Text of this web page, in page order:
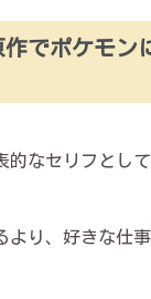
でポケモン
的なセリフとして
より、好きな仕